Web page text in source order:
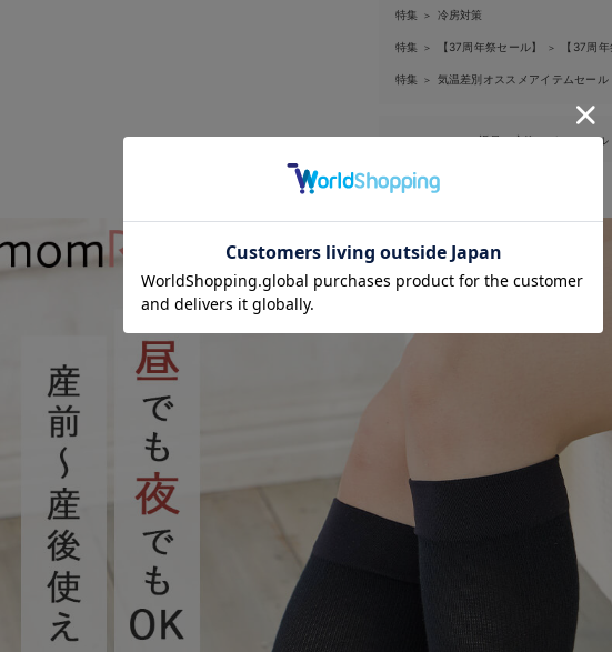
特集 ＞ 冷房対策
特集 ＞ 【37周年祭セール】 ＞ 【37周
特集 ＞ 気温差別オススメアイテムセール
返品・交換 キャンセル
RELATED ITEMS
【リラクゼーションウェア】
冷房冷え対策 保温＆リカバ
リーサポート momRest 半
袖Tシャツ efe×ANGELIEBE
コラボ 光電子 日本製
¥5,990(税込)
efe×ANGELIEBEコラボ 光
お気に入り商品を確認する